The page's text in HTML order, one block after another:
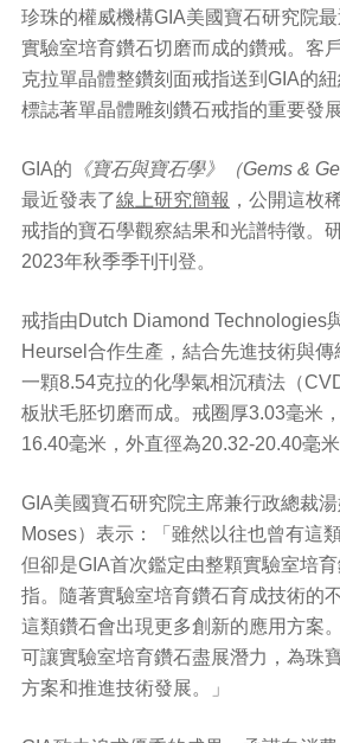
珍珠的權威機構GIA美國寶石研究院
實驗室培育鑽石切磨而成的鑽戒。客
克拉單晶體整鑽刻面戒指送到GIA的紐
標誌著單晶體雕刻鑽石戒指的重要發展
GIA的 《寶石與寶石學》（Gems &
最近發表了線上研究簡報 ，公開這枚
戒指的寶石學觀察結果和光譜特徵。
2023年秋季季刊刊登。
戒指由Dutch Diamond Technologies
Heursel合作生產，結合先進技術與
一顆8.54克拉的化學氣相沉積法（
板狀毛胚切磨而成。戒圈厚3.03毫米
16.40毫米，外直徑為20.32-20.40毫米
GIA美國寶石研究院主席兼行政總裁湯
Moses）表示：「雖然以往也曾有這
但卻是GIA首次鑑定由整顆實驗室培
指。隨著實驗室培育鑽石育成技術的
這類鑽石會出現更多創新的應用方案
可讓實驗室培育鑽石盡展潛力，為珠
方案和推進技術發展。」